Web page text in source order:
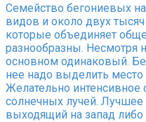
Семейство бегониевых
видов и около двух
которые объединяет
разнообразны. Несмотря
основном одинаковый.
нее надо выделить место
Желательно
солнечных лучей.
выходящий на запад либо